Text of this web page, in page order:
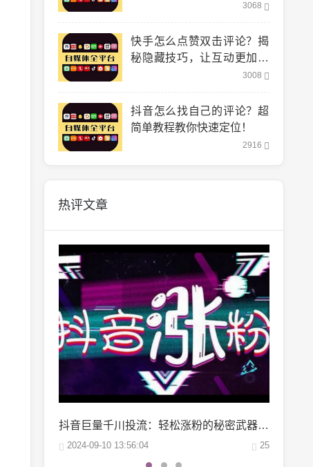
3068
快手怎么点赞双击评论？揭
秘隐藏技巧，让互动更加轻
3008
抖音怎么找自己的评论？超
简单教程教你快速定位！
2916
热评文章
抖音巨量千川投流：轻松涨粉的秘密武器，你掌握了吗？
25
微博阅读量1万：如何轻松实现你的阅读量突破？
2024-10-04 06:00:07 22